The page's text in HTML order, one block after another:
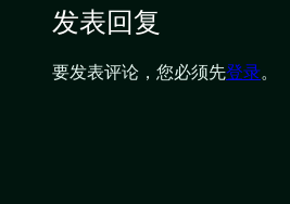
发表回复
要发表评论，您必须先登录。